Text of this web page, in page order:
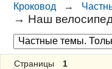
Кроковод →
→ Наш
Страницы
1